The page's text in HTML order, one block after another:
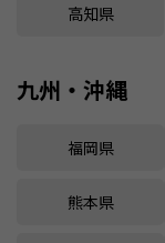
高知県
九州・沖縄
福岡県
熊本県